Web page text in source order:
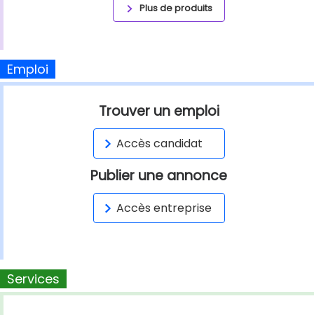
Plus de produits
Emploi
Trouver un emploi
Accès candidat
Publier une annonce
Accès entreprise
Services